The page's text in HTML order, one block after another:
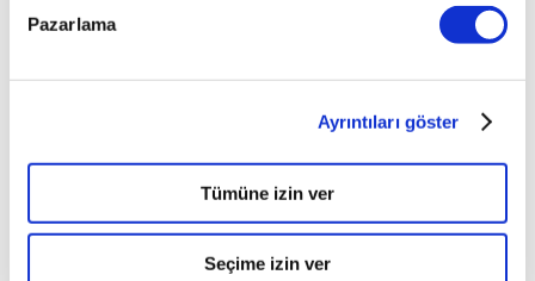
Pazarlama
Ayrıntıları göster
Tümüne izin ver
Seçime izin ver
ve
kişinin
Siz
mikrofonuna
Türkçe